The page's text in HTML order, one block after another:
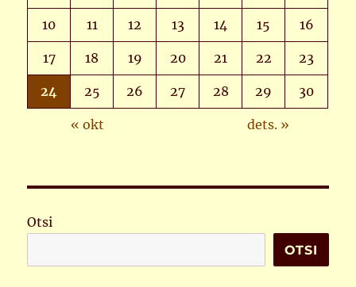
10 11 12 13 14 15 16
17 18 19 20 21 22 23
24 25 26 27 28 29 30
« okt dets. »
Otsi
OTSI